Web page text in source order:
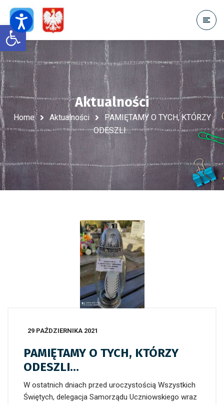
Open toolbar
Aktualności
Home Aktualności
PAMIĘTAMY O TYCH, KTÓRZY
ODESZLI…
29 PAŹDZIERNIKA 2021
PAMIĘTAMY O TYCH, KTÓRZY
ODESZLI…
W ostatnich dniach przed uroczystością Wszystkich
Świętych, delegacja Samorządu Uczniowskiego wraz